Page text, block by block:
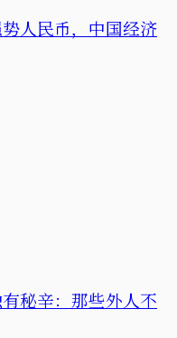
人民币，中国经济
秘辛：那些外人不